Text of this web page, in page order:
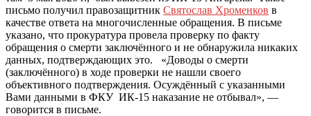
письмо получил правозащитник Святослав Хроменков в
качестве ответа на многочисленные обращения. В письме
указано, что прокуратура провела проверку по факту
обращения о смерти заключённого и не обнаружила никаких
данных, подтверждающих это. «Доводы о смерти
(заключённого) в ходе проверки не нашли своего
объективного подтверждения. Осуждённый с указанными
Вами данными в ФКУ ИК-15 наказание не отбывал», —
говорится в письме.